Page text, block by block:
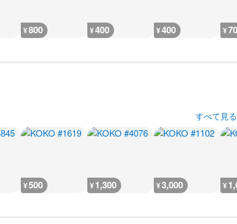
¥800 ¥400 ¥400 ¥
すべて見る
¥500 ¥1,300 ¥3,000 ¥